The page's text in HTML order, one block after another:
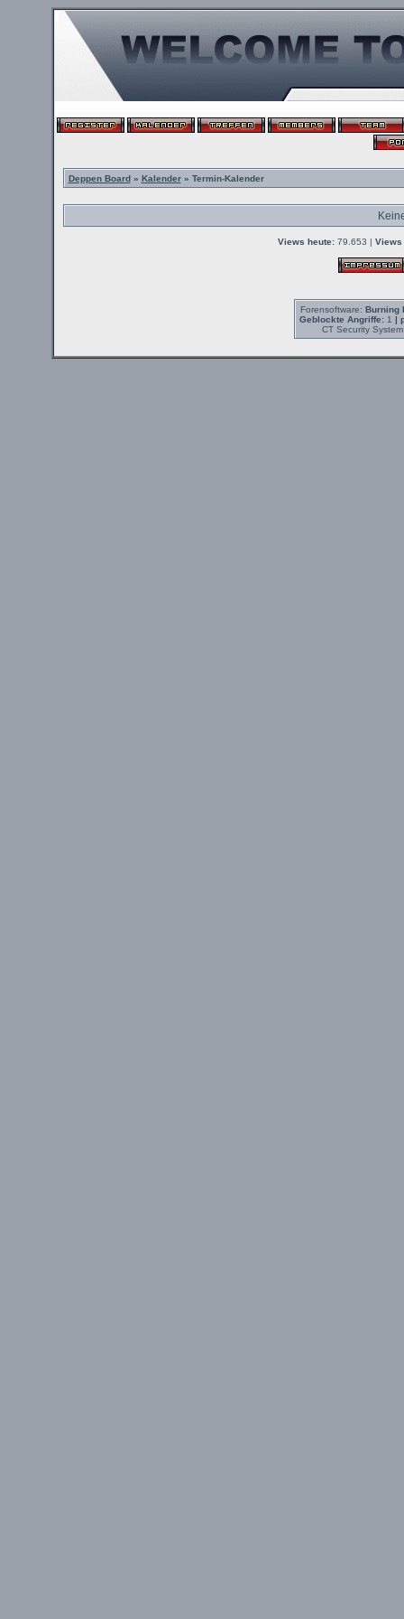
Deppen Board» Kalender» Termin-Kalender
Views heute:79.653 | Views
Forensoftware: Burning
Geblockte Angriffe:1 |
CT Security